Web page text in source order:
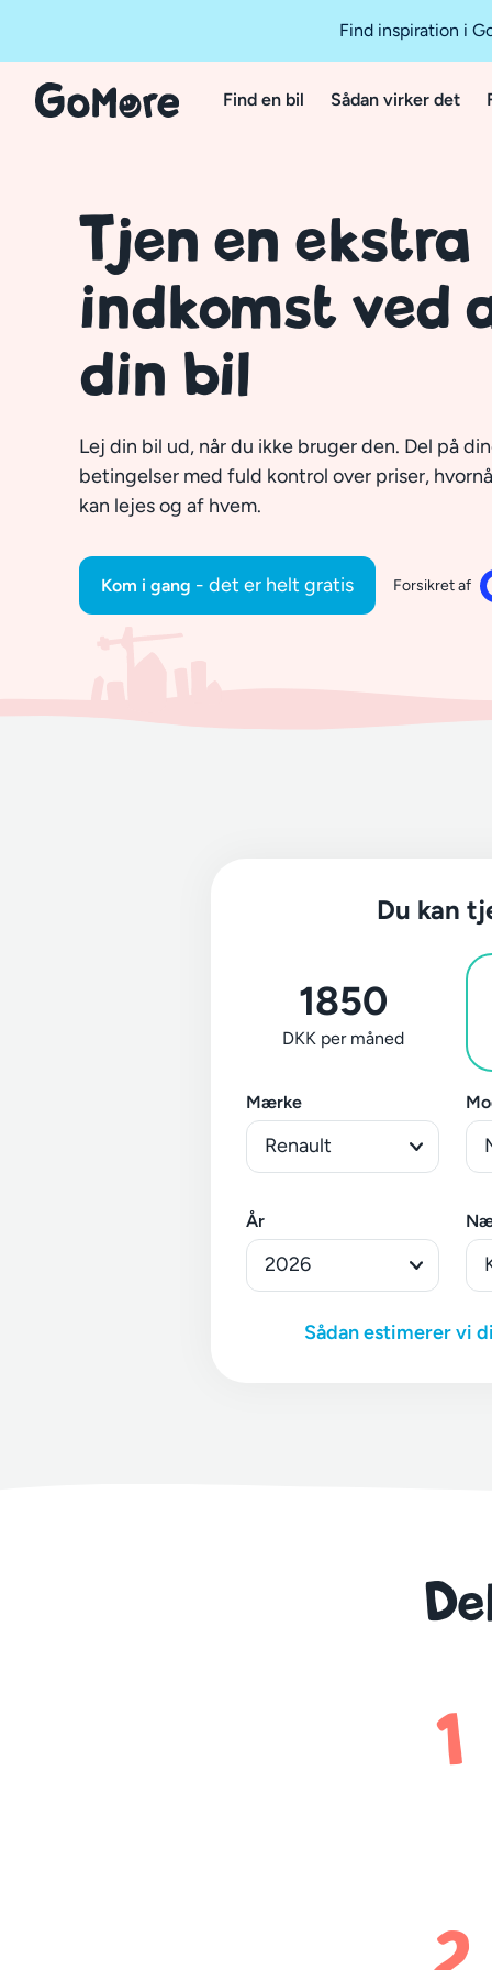
Find inspiration i
Find en bil Sådan virker det
Tjen en ekstra
indkomst ved
din bil
Lej din bil ud, når du ikke bruger den. Del på
betingelser med fuld kontrol over priser,
kan lejes og af hvem.
Kom i gang - det er helt gratis Forsikret af
Du kan
1850
DKK per måned
Mærke
År
Sådan estimerer vi
1